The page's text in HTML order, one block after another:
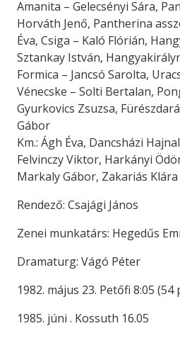
Amanita – Gelecsényi Sára,
Horváth Jenő, Pantherina
Éva, Csiga – Kaló Flórián,
Sztankay István,
Formica – Jancsó Sarolta,
Vénecske – Solti Bertalan,
Gyurkovics Zsuzsa,
Gábor
Km.: Ágh Éva, Dancsházi
Felvinczy Viktor, Harkányi
Markaly Gábor, Zakariás
Rendező: Csajági János
Zenei munkatárs: Hegedűs
Dramaturg: Vágó Péter
1982. május 23. Petőfi 8:05 (54
1985. júni . Kossuth 16.05